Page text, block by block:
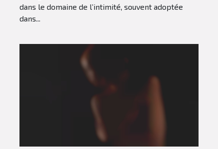
dans le domaine de l’intimité, souvent adoptée
dans...